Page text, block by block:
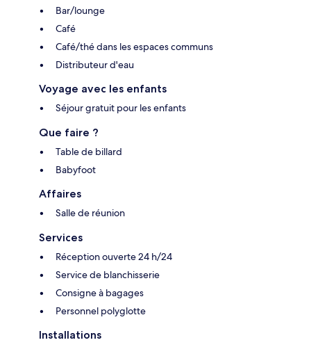
Bar/lounge
Café
Café/thé dans les espaces communs
Distributeur d'eau
Voyage avec les enfants
Séjour gratuit pour les enfants
Que faire ?
Table de billard
Babyfoot
Affaires
Salle de réunion
Services
Réception ouverte 24 h/24
Service de blanchisserie
Consigne à bagages
Personnel polyglotte
Installations